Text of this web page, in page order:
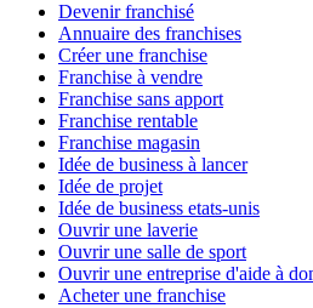
Devenir franchisé
Annuaire des franchises
Créer une franchise
Franchise à vendre
Franchise sans apport
Franchise rentable
Franchise magasin
Idée de business à lancer
Idée de projet
Idée de business etats-unis
Ouvrir une laverie
Ouvrir une salle de sport
Ouvrir une entreprise d'aide à
Acheter une franchise